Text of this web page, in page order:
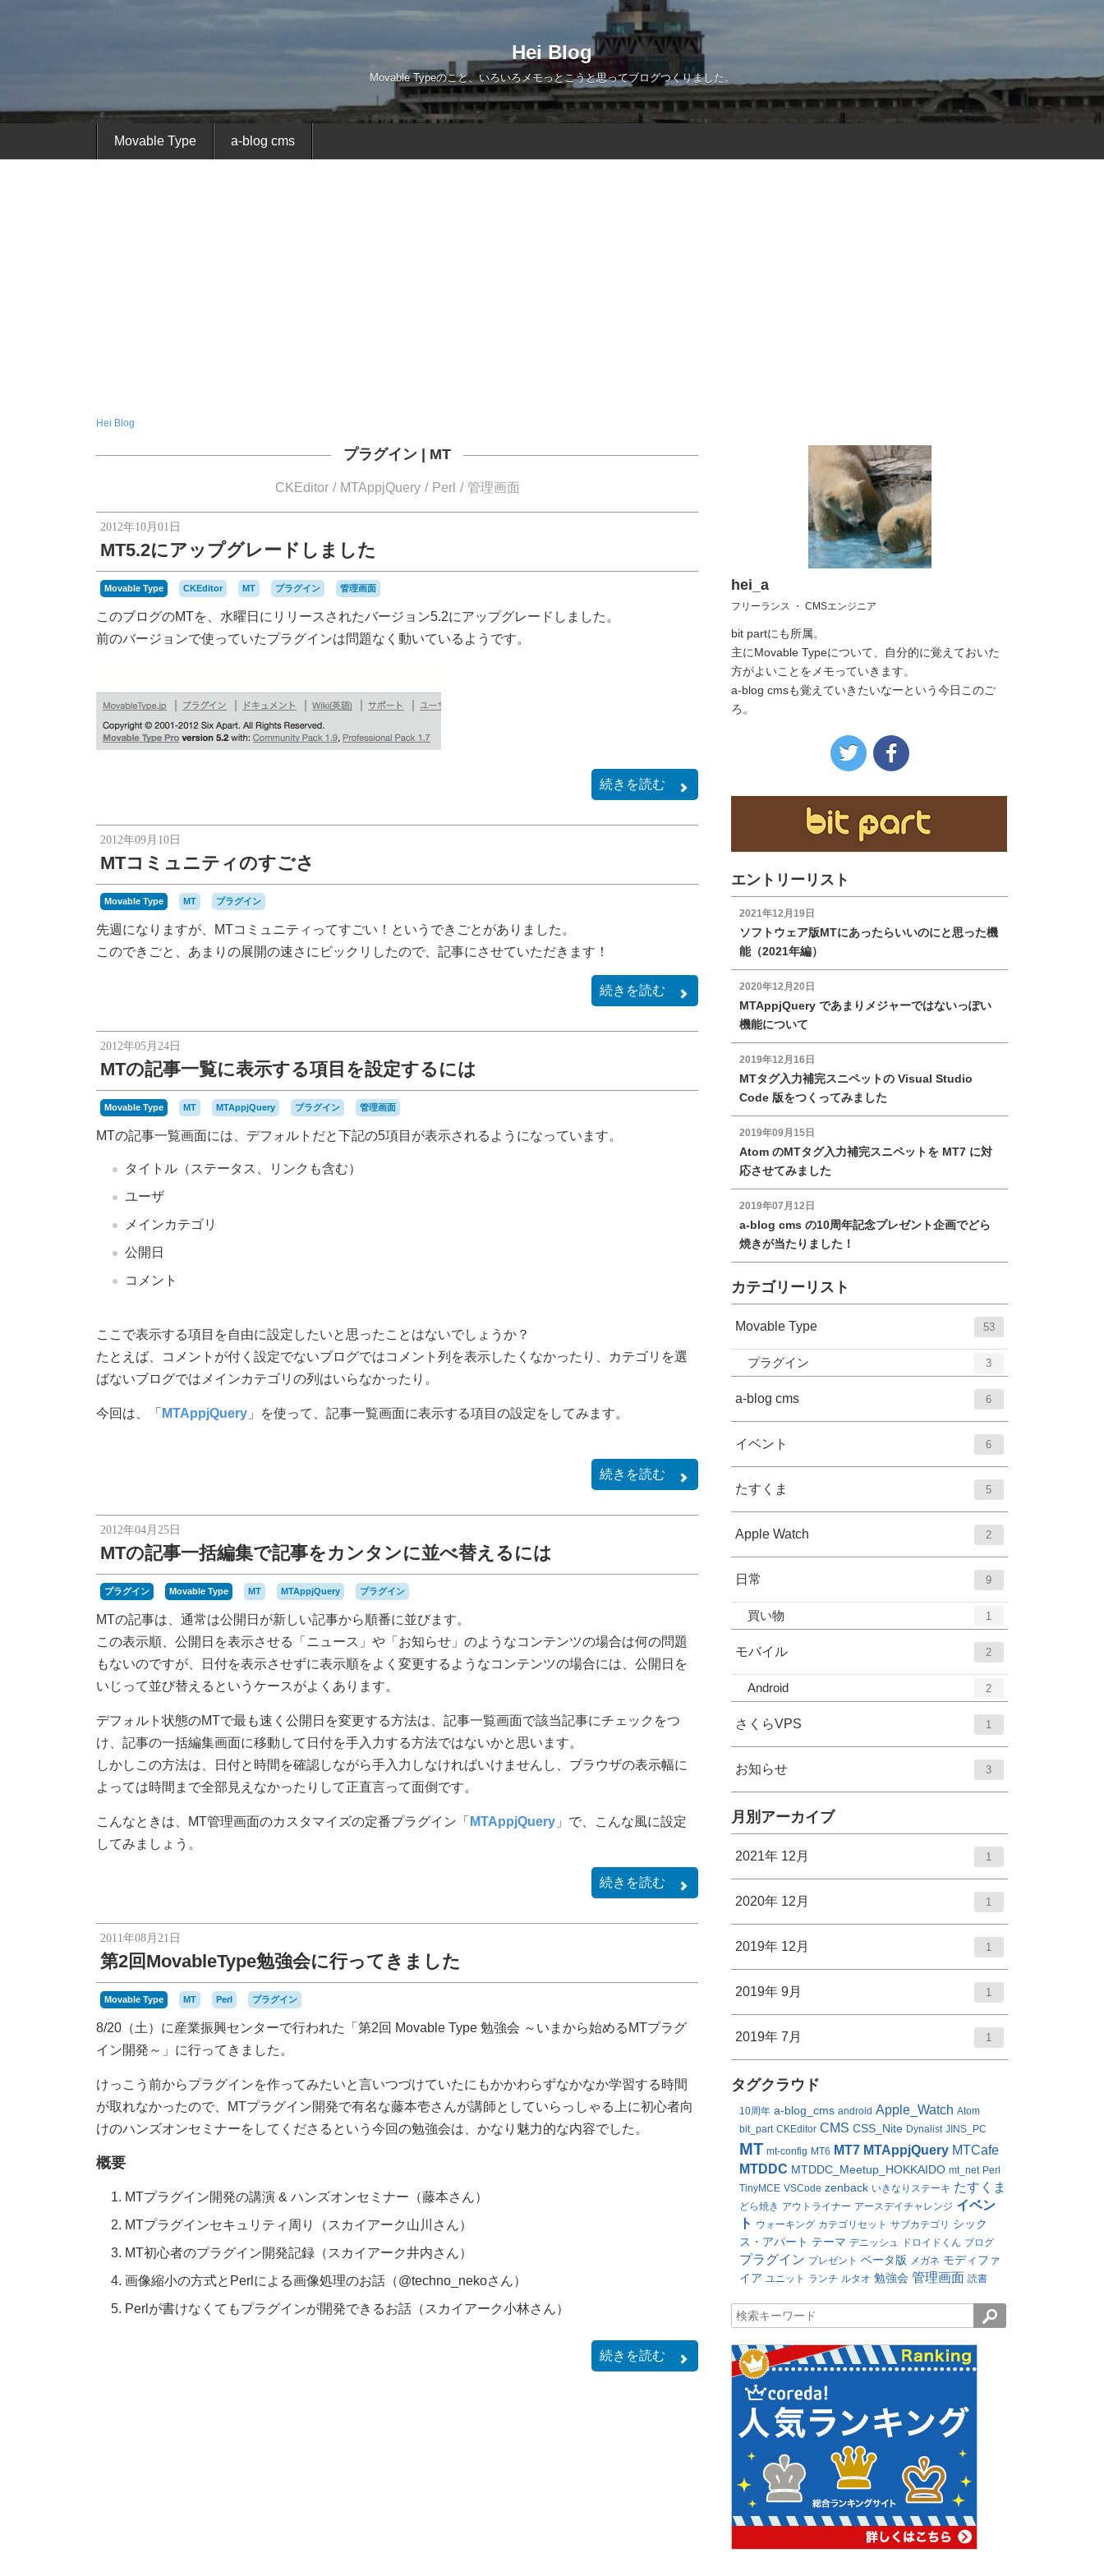
Hei Blog
Movable Typeのこと、いろいろメモっとこうと思ってブログつくりました。
Movable Type a-blog cms
Hei Blog
プラグイン MT
CKEditor MTAppjQuery Perl 管理画面
2012年10月01日
MT5.2にアップグレードしました
Movable Type CKEditor MT プラグイン 管理画面
このブログのMTを、水曜日にリリースされたバージョン5.2にアップグレードしました。
前のバージョンで使っていたプラグインは問題なく動いているようです。
続きを読む
2012年09月10日
MTコミュニティのすごさ
Movable Type MT プラグイン
先週になりますが、MTコミュニティってすごい！というできごとがありました。
このできごと、あまりの展開の速さにビックリしたので、記事にさせていただきます！
続きを読む
2012年05月24日
MTの記事一覧に表示する項目を設定するには
Movable Type MT MTAppjQuery プラグイン 管理画面
MTの記事一覧画面には、デフォルトだと下記の5項目が表示されるようになっています。
タイトル（ステータス、リンクも含む）
ユーザ
メインカテゴリ
公開日
コメント
ここで表示する項目を自由に設定したいと思ったことはないでしょうか？
たとえば、コメントが付く設定でないブログではコメント列を表示したくなかったり、カテゴリを選
ばないブログではメインカテゴリの列はいらなかったり。
今回は、「 MTAppjQuery 」を使って、記事一覧画面に表示する項目の設定をしてみます。
続きを読む
2012年04月25日
MTの記事一括編集で記事をカンタンに並べ替えるには
プラグイン Movable Type MT MTAppjQuery プラグイン
MTの記事は、通常は公開日が新しい記事から順番に並びます。
この表示順、公開日を表示させる「ニュース」や「お知らせ」のようなコンテンツの場合は何の問題
もないのですが、日付を表示させずに表示順をよく変更するようなコンテンツの場合には、公開日を
いじって並び替えるというケースがよくあります。
デフォルト状態のMTで最も速く公開日を変更する方法は、記事一覧画面で該当記事にチェックをつ
け、記事の一括編集画面に移動して日付を手入力する方法ではないかと思います。
しかしこの方法は、日付と時間を確認しながら手入力しなければいけませんし、ブラウザの表示幅に
よっては時間まで全部見えなかったりして正直言って面倒です。
こんなときは、MT管理画面のカスタマイズの定番プラグイン「 MTAppjQuery 」で、こんな風に設定
してみましょう。
続きを読む
2011年08月21日
第2回MovableType勉強会に行ってきました
Movable Type MT Perl プラグイン
8/20（土）に産業振興センターで行われた「第2回 Movable Type 勉強会 ～いまから始めるMTプラグ
イン開発～」に行ってきました。
けっこう前からプラグインを作ってみたいと言いつづけていたにもかかわらずなかなか学習する時間
が取れなかったので、MTプラグイン開発で有名な藤本壱さんが講師としていらっしゃる上に初心者向
けのハンズオンセミナーをしてくださるという今回の勉強会は、かなり魅力的な内容でした。
概要
MTプラグイン開発の講演 & ハンズオンセミナー（藤本さん）
MTプラグインセキュリティ周り（スカイアーク山川さん）
MT初心者のプラグイン開発記録（スカイアーク井内さん）
画像縮小の方式とPerlによる画像処理のお話（@techno_nekoさん）
Perlが書けなくてもプラグインが開発できるお話（スカイアーク小林さん）
続きを読む
hei_a
フリーランス ・ CMSエンジニア
bit partにも所属。
主にMovable Typeについて、自分的に覚えておいた
方がよいことをメモっていきます。
a-blog cmsも覚えていきたいなーという今日このご
ろ。
https://twitter.com/hei_a
の
へ
の
リ
ン
ク
https://
の
へ
の
リ
ク
エントリーリスト
2021年12月19日
ソフトウェア版MTにあったらいいのにと思った機
能（2021年編）
2020年12月20日
MTAppjQuery であまりメジャーではないっぽい
機能について
2019年12月16日
MTタグ入力補完スニペットの Visual Studio
Code 版をつくってみました
2019年09月15日
Atom のMTタグ入力補完スニペットを MT7 に対
応させてみました
2019年07月12日
a-blog cms の10周年記念プレゼント企画でどら
焼きが当たりました！
カテゴリーリスト
Movable Typeエ
数
53
件
プラグイン
ン
3
a-blog cmsエ
6
件
イベント
数
6
たすくま
ト
5
Apple Watch
数
2
日常
ト
ー
数
9
買い物
ン
ト
ー
数
1
モバイルエ
ト
ー
数
2
件
Androidエ
ン
ト
2
件
さくらVPS
数
1
お知らせエ
ト
リ
ー
数
3
件
月別アーカイブ
2021年 12月 1
2020年 12月 1
2019年 12月 1
2019年 9月 1
2019年 7月 1
タグクラウド
10周年 a-blog_cms android Apple_Watch Atom
bit_part CKEditor CMS CSS_Nite Dynalist JINS_PC
MT mt-config MT6 MT7 MTAppjQuery MTCafe
MTDDC MTDDC_Meetup_HOKKAIDO mt_net Perl
TinyMCE VSCode zenback いきなりステーキ たすくま
どら焼き アウトライナー アースデイチャレンジ イベン
ト ウォーキング カテゴリセット サブカテゴリ シック
ス・アパート テーマ デニッシュ ドロイドくん ブログ
プラグイン プレゼント ベータ版 メガネ モディファ
イア ユニット ランチ ルタオ 勉強会 管理画面 読書